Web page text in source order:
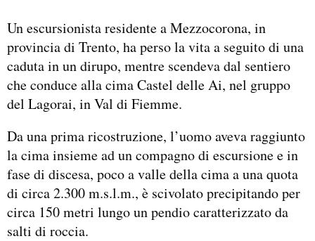
Un escursionista residente a Mezzocorona, in
provincia di Trento, ha perso la vita a seguito di una
caduta in un dirupo, mentre scendeva dal sentiero
che conduce alla cima Castel delle Ai, nel gruppo
del Lagorai, in Val di Fiemme.
Da una prima ricostruzione, l’uomo aveva raggiunto
la cima insieme ad un compagno di escursione e in
fase di discesa, poco a valle della cima a una quota
di circa 2.300 m.s.l.m., è scivolato precipitando per
circa 150 metri lungo un pendio caratterizzato da
salti di roccia.